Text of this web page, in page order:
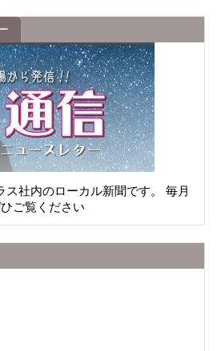
ス社内のローカル新聞です。 毎月
ご覧ください